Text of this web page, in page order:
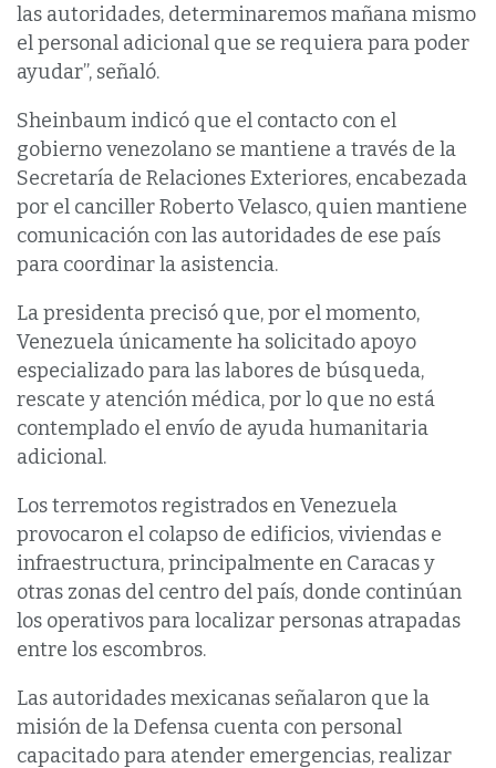
las autoridades, determinaremos mañana mismo
el personal adicional que se requiera para poder
ayudar”, señaló.
Sheinbaum indicó que el contacto con el
gobierno venezolano se mantiene a través de la
Secretaría de Relaciones Exteriores, encabezada
por el canciller Roberto Velasco, quien mantiene
comunicación con las autoridades de ese país
para coordinar la asistencia.
La presidenta precisó que, por el momento,
Venezuela únicamente ha solicitado apoyo
especializado para las labores de búsqueda,
rescate y atención médica, por lo que no está
contemplado el envío de ayuda humanitaria
adicional.
Los terremotos registrados en Venezuela
provocaron el colapso de edificios, viviendas e
infraestructura, principalmente en Caracas y
otras zonas del centro del país, donde continúan
los operativos para localizar personas atrapadas
entre los escombros.
Las autoridades mexicanas señalaron que la
misión de la Defensa cuenta con personal
capacitado para atender emergencias, realizar